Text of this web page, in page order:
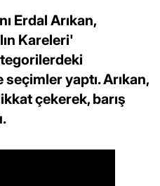
Erdal Arıkan,
Kareleri'
yaptı. Arıkan,
çekerek, barış